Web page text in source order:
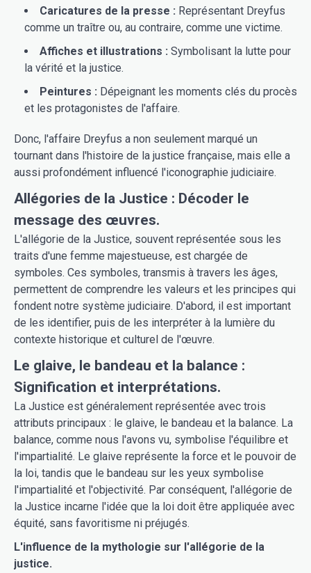
Caricatures de la presse : Représentant Dreyfus
comme un traître ou, au contraire, comme une victime.
Affiches et illustrations : Symbolisant la lutte pour
la vérité et la justice.
Peintures : Dépeignant les moments clés du procès
et les protagonistes de l'affaire.
Donc, l'affaire Dreyfus a non seulement marqué un
tournant dans l'histoire de la justice française, mais elle a
aussi profondément influencé l'iconographie judiciaire.
Allégories de la Justice : Décoder le
message des œuvres.
L'allégorie de la Justice, souvent représentée sous les
traits d'une femme majestueuse, est chargée de
symboles. Ces symboles, transmis à travers les âges,
permettent de comprendre les valeurs et les principes qui
fondent notre système judiciaire. D'abord, il est important
de les identifier, puis de les interpréter à la lumière du
contexte historique et culturel de l'œuvre.
Le glaive, le bandeau et la balance :
Signification et interprétations.
La Justice est généralement représentée avec trois
attributs principaux : le glaive, le bandeau et la balance. La
balance, comme nous l'avons vu, symbolise l'équilibre et
l'impartialité. Le glaive représente la force et le pouvoir de
la loi, tandis que le bandeau sur les yeux symbolise
l'impartialité et l'objectivité. Par conséquent, l'allégorie de
la Justice incarne l'idée que la loi doit être appliquée avec
équité, sans favoritisme ni préjugés.
L'influence de la mythologie sur l'allégorie de la
justice.